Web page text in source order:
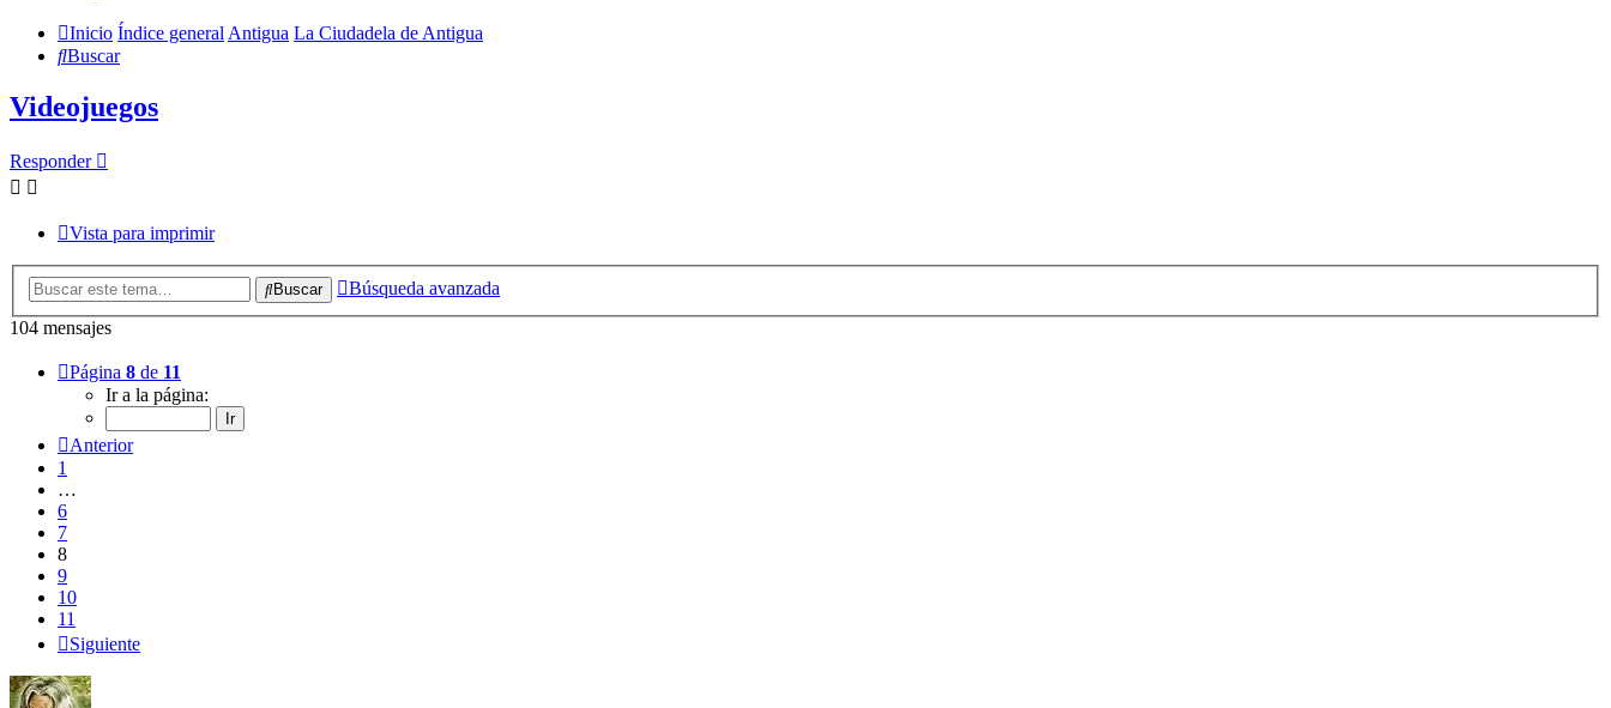
Inicio Índice generalAntigua La Ciudadela de Antigua
Buscar
Videojuegos
Responder
Vista para imprimir
Buscar
Búsqueda avanzada
104 mensajes
Página 8 de 11
Ir a la página:
Anterior
1
…
6
7
8
9
10
11
Siguiente